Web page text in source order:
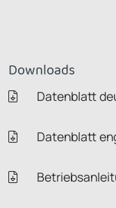
Downloads
Datenblatt
Datenblatt